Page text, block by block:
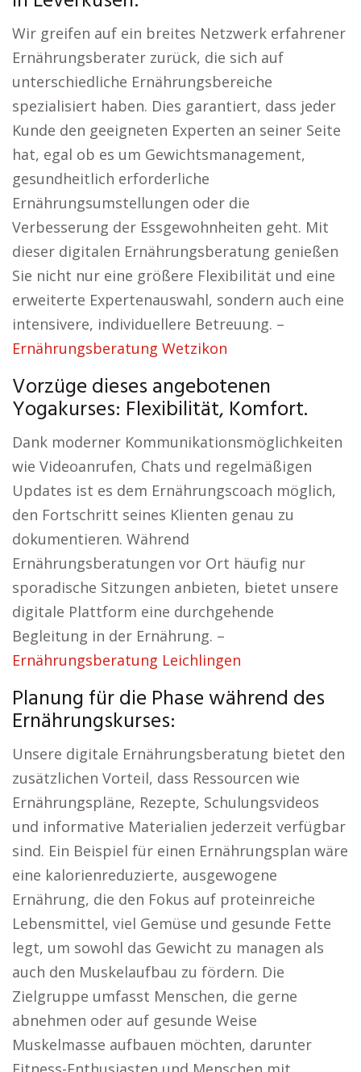
Wir greifen auf ein breites Netzwerk erfahrener
Ernährungsberater zurück, die sich auf
unterschiedliche Ernährungsbereiche
spezialisiert haben. Dies garantiert, dass jeder
Kunde den geeigneten Experten an seiner Seite
hat, egal ob es um Gewichtsmanagement,
gesundheitlich erforderliche
Ernährungsumstellungen oder die
Verbesserung der Essgewohnheiten geht. Mit
dieser digitalen Ernährungsberatung genießen
Sie nicht nur eine größere Flexibilität und eine
erweiterte Expertenauswahl, sondern auch eine
intensivere, individuellere Betreuung. –
Ernährungsberatung Wetzikon
Vorzüge dieses angebotenen
Yogakurses: Flexibilität, Komfort.
Dank moderner Kommunikationsmöglichkeiten
wie Videoanrufen, Chats und regelmäßigen
Updates ist es dem Ernährungscoach möglich,
den Fortschritt seines Klienten genau zu
dokumentieren. Während
Ernährungsberatungen vor Ort häufig nur
sporadische Sitzungen anbieten, bietet unsere
digitale Plattform eine durchgehende
Begleitung in der Ernährung. –
Ernährungsberatung Leichlingen
Planung für die Phase während des
Ernährungskurses:
Unsere digitale Ernährungsberatung bietet den
zusätzlichen Vorteil, dass Ressourcen wie
Ernährungspläne, Rezepte, Schulungsvideos
und informative Materialien jederzeit verfügbar
sind. Ein Beispiel für einen Ernährungsplan wäre
eine kalorienreduzierte, ausgewogene
Ernährung, die den Fokus auf proteinreiche
Lebensmittel, viel Gemüse und gesunde Fette
legt, um sowohl das Gewicht zu managen als
auch den Muskelaufbau zu fördern. Die
Zielgruppe umfasst Menschen, die gerne
abnehmen oder auf gesunde Weise
Muskelmasse aufbauen möchten, darunter